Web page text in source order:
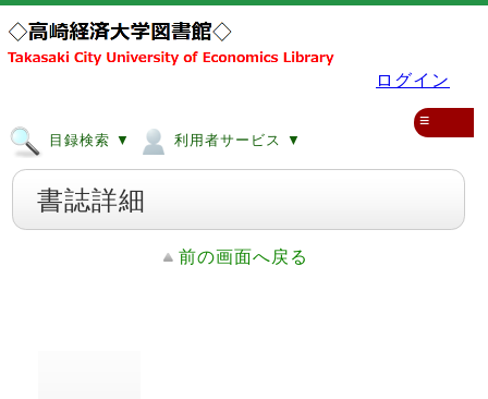
ログイン
目録検索 ▼ 利用者サービス ▼
≡
書誌詳細
前の画面へ戻る